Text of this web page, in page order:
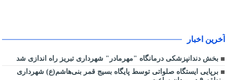
آخرین اخبار
بخش دندانپزشکی درمانگاه "مهرمادر" شهرداری تبریز راه اندازی شد
برپایی ایستگاه صلواتی توسط پایگاه بسیج قمر بنی‌هاشم(ع) شهرداری